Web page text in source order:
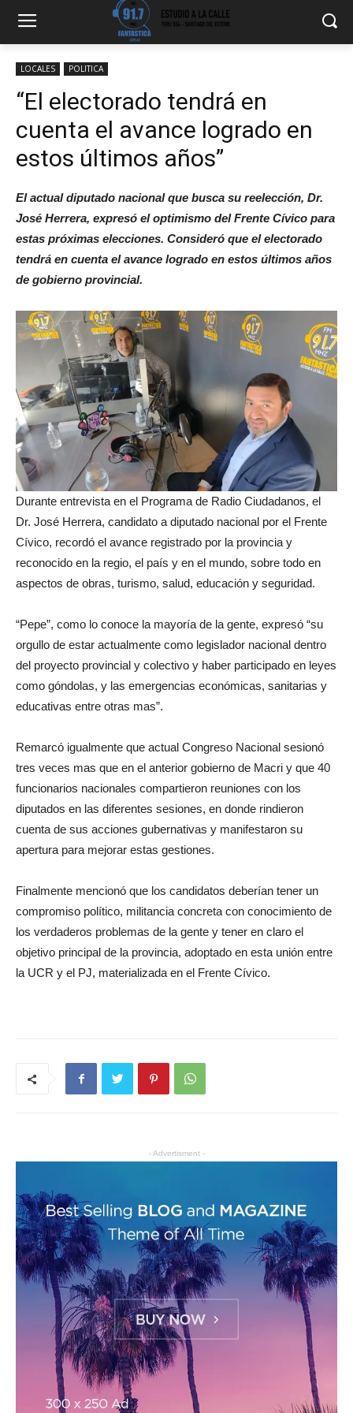
LOCALES POLITICA
“El electorado tendrá en
cuenta el avance logrado en
estos últimos años”
El actual diputado nacional que busca su reelección, Dr.
José Herrera, expresó el optimismo del Frente Cívico para
estas próximas elecciones. Consideró que el electorado
tendrá en cuenta el avance logrado en estos últimos años
de gobierno provincial.
Durante entrevista en el Programa de Radio Ciudadanos, el
Dr. José Herrera, candidato a diputado nacional por el Frente
Cívico, recordó el avance registrado por la provincia y
reconocido en la regio, el país y en el mundo, sobre todo en
aspectos de obras, turismo, salud, educación y seguridad.
“Pepe”, como lo conoce la mayoría de la gente, expresó “su
orgullo de estar actualmente como legislador nacional dentro
del proyecto provincial y colectivo y haber participado en leyes
como góndolas, y las emergencias económicas, sanitarias y
educativas entre otras mas”.
Remarcó igualmente que actual Congreso Nacional sesionó
tres veces mas que en el anterior gobierno de Macri y que 40
funcionarios nacionales compartieron reuniones con los
diputados en las diferentes sesiones, en donde rindieron
cuenta de sus acciones gubernativas y manifestaron su
apertura para mejorar estas gestiones.
Finalmente mencionó que los candidatos deberían tener un
compromiso político, militancia concreta con conocimiento de
los verdaderos problemas de la gente y tener en claro el
objetivo principal de la provincia, adoptado en esta unión entre
la UCR y el PJ, materializada en el Frente Cívico.
- Advertisment -